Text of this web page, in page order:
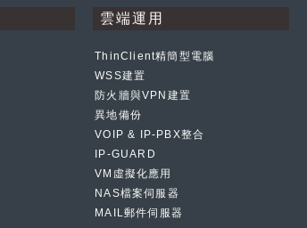
雲端運用
ThinClient精簡型電腦
WSS建置
防火牆與VPN建置
異地備份
VOIP & IP-PBX整合
IP-GUARD
VM虛擬化應用
NAS檔案伺服器
MAIL郵件伺服器